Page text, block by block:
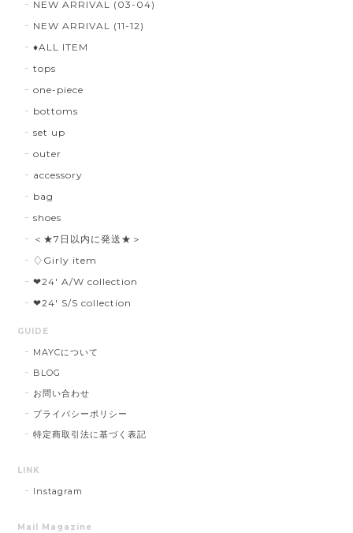
NEW ARRIVAL (03-04)
NEW ARRIVAL (11-12)
♦︎ALL ITEM
tops
one-piece
bottoms
set up
outer
accessory
bag
shoes
＜★7日以内に発送★＞
♢Girly item
❤︎24' A/W collection
❤︎24' S/S collection
GUIDE
MAYCについて
BLOG
お問い合わせ
プライバシーポリシー
特定商取引法に基づく表記
LINK
Instagram
Mail Magazine